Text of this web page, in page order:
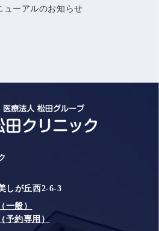
ューアルのお知らせ
しが丘西2-6-3
一般）
予約専用）